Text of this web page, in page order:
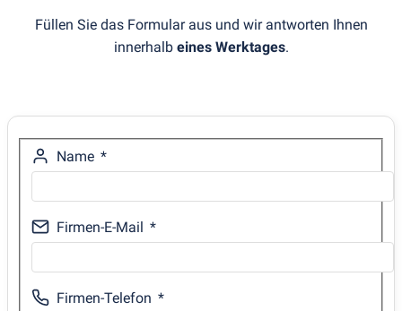
Füllen Sie das Formular aus und wir antworten Ihnen
innerhalb eines Werktages.
Name
Firmen-E-Mail
Firmen-Telefon